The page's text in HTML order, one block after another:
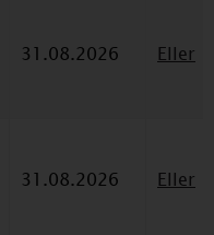
31.08.2026 Eller
31.08.2026 Eller